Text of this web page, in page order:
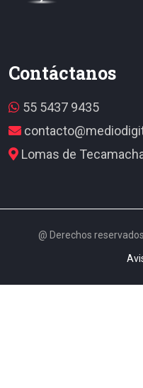
Contáctanos
55 5437 9435
Lomas de
@ Derechos